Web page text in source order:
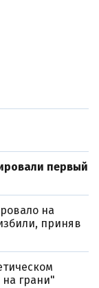
первый
на
приняв
на грани"